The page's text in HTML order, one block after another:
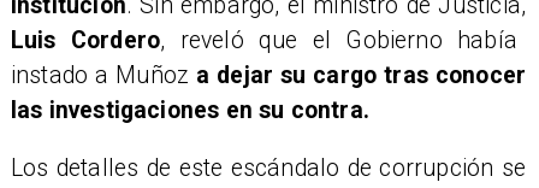
institución. Sin embargo, el ministro de Justicia,
Luis Cordero, reveló que el Gobierno había
instado a Muñoz a dejar su cargo tras conocer
las investigaciones en su contra.
​Los detalles de este escándalo de corrupción se